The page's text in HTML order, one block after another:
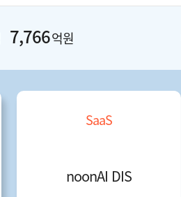
7,766억원
SaaS
noonAI DIS